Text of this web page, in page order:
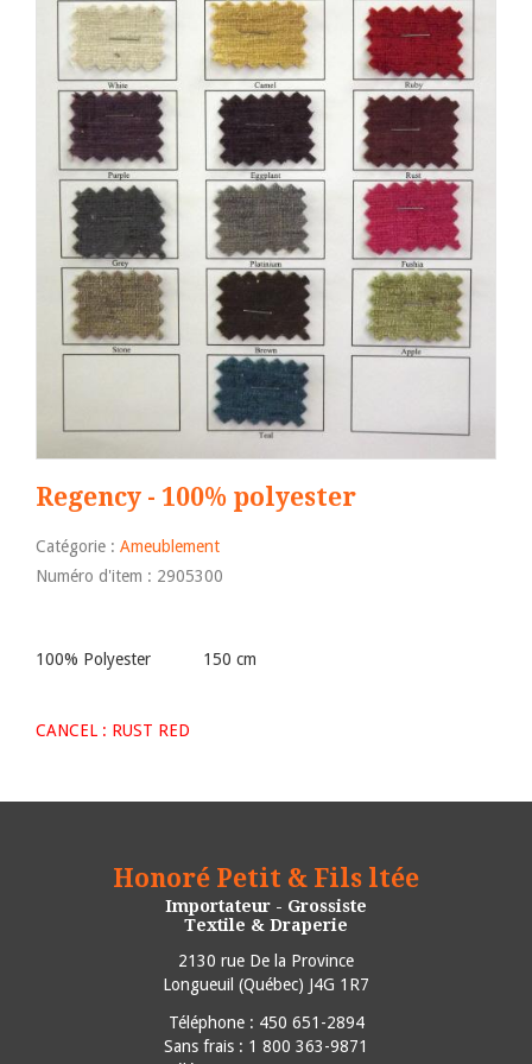
Regency - 100% polyester
Catégorie : Ameublement
Numéro d'item : 2905300
100% Polyester 150 cm
CANCEL : RUST RED
Honoré Petit & Fils ltée
Importateur - Grossiste
Textile & Draperie
2130 rue De la Province
Longueuil (Québec) J4G 1R7
Téléphone : 450 651-2894
Sans frais : 1 800 363-9871